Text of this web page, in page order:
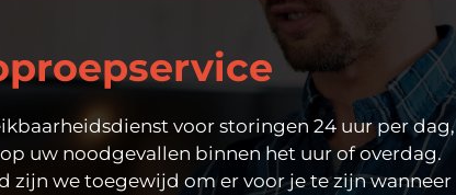
voor storingen 24 uur per dag,
uw noodgevallen binnen het uur of overdag.
zijn we toegewijd om er voor je te zijn wanneer